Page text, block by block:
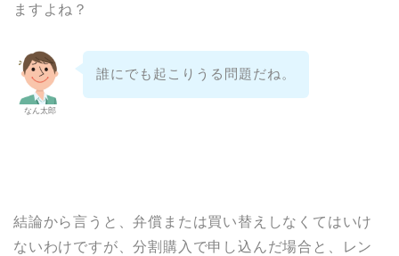
ますよね？
なん太郎
誰にでも起こりうる問題だね。
結論から言うと、弁償または買い替えしなくてはいけ
ないわけですが、分割購入で申し込んだ場合と、レン